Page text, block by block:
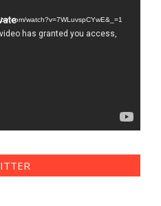
watch?v=7WLuvspCYwE&_=1